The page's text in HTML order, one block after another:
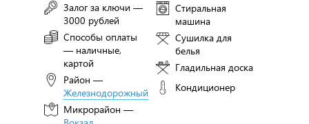
Залог за ключи —
3000 рублей
Способы оплаты
— наличные,
картой
Район —
Железнодорожный
Микрорайон —
Стиральная
машина
Сушилка для
белья
Гладильная доска
Кондиционер